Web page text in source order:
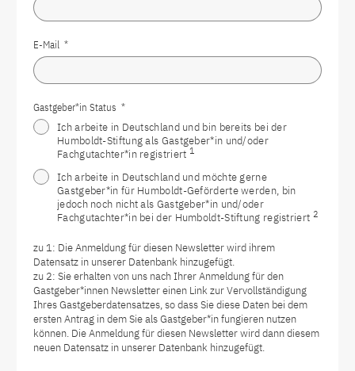
E-Mail *
Gastgeber*in Status *
Ich arbeite in Deutschland und bin bereits bei der
Humboldt-Stiftung als Gastgeber*in und/oder
Fachgutachter*in registriert 1
Ich arbeite in Deutschland und möchte gerne
Gastgeber*in für Humboldt-Geförderte werden, bin
jedoch noch nicht als Gastgeber*in und/oder
Fachgutachter*in bei der Humboldt-Stiftung registriert 2
zu 1: Die Anmeldung für diesen Newsletter wird ihrem
Datensatz in unserer Datenbank hinzugefügt.
zu 2: Sie erhalten von uns nach Ihrer Anmeldung für den
Gastgeber*innen Newsletter einen Link zur Vervollständigung
Ihres Gastgeberdatensatzes, so dass Sie diese Daten bei dem
ersten Antrag in dem Sie als Gastgeber*in fungieren nutzen
können. Die Anmeldung für diesen Newsletter wird dann diesem
neuen Datensatz in unserer Datenbank hinzugefügt.